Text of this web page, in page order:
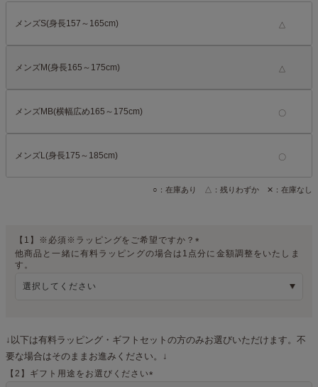
【1】※必須※ラッピングをご希望ですか？
(
他商品と一緒に有料ラッピングの場合は1点分に金額調整をいたしま
す。
↓以下は有料ラッピング・ギフトセットの方のみお選びいただけます。不
要な場合はそのままお進みください。↓
【2】ギフト用途をお選びください
メンズS(身長157～165cm) △
メンズM(身長165～175cm) △
メンズMB(横幅広め165～175cm)
メンズL(身長175～185cm)
○：在庫あり △：残りわずか ✕：在庫なし